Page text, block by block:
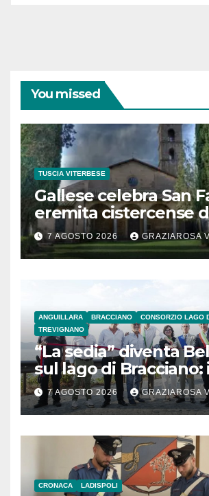
You missed
TUSCIA VITERBESE
Gallese celebra San
eremita cistercense
secolo
7 AGOSTO 2026 GRAZIAROSA
ANGUILLARA BRACCIANO
CONSORZIO LAGO
TREVIGNANO
“La sedia” diventa
sul lago di Bracciano:
l’inaugurazione
7 AGOSTO 2026 GRAZIAROSA
CRONACA LADISPOLI